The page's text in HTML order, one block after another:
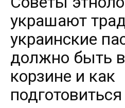
украшают
украинские
должно быть
корзине и как